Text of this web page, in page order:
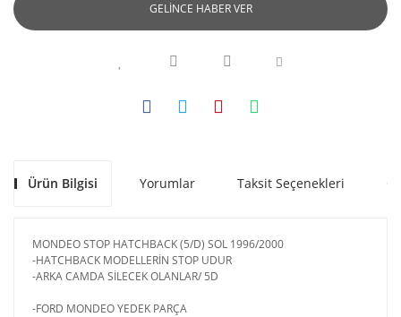
GELİNCE HABER VER
Ürün Bilgisi Yorumlar Taksit Seçenekleri
MONDEO STOP HATCHBACK (5/D) SOL 1996/2000
-HATCHBACK MODELLERİN STOP UDUR
-ARKA CAMDA SİLECEK OLANLAR/ 5D
-FORD MONDEO YEDEK PARÇA